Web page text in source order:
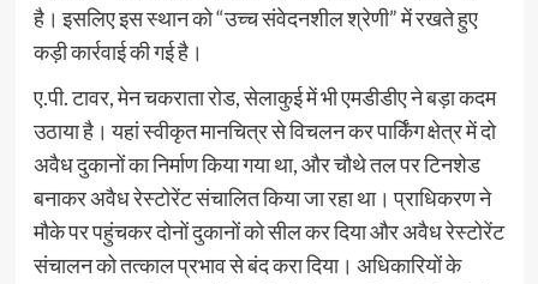
है। इसलिए इस स्थान को “उच्च संवेदनशील श्रेणी” में रखते हुए
कड़ी कार्रवाई की गई है।
ए.पी. टावर, मेन चकराता रोड, सेलाकुई में भी एमडीडीए ने बड़ा कदम
उठाया है। यहां स्वीकृत मानचित्र से विचलन कर पार्किंग क्षेत्र में दो
अवैध दुकानों का निर्माण किया गया था, और चौथे तल पर टिनशेड
बनाकर अवैध रेस्टोरेंट संचालित किया जा रहा था। प्राधिकरण ने
मौके पर पहुंचकर दोनों दुकानों को सील कर दिया और अवैध रेस्टोरेंट
संचालन को तत्काल प्रभाव से बंद करा दिया। अधिकारियों के